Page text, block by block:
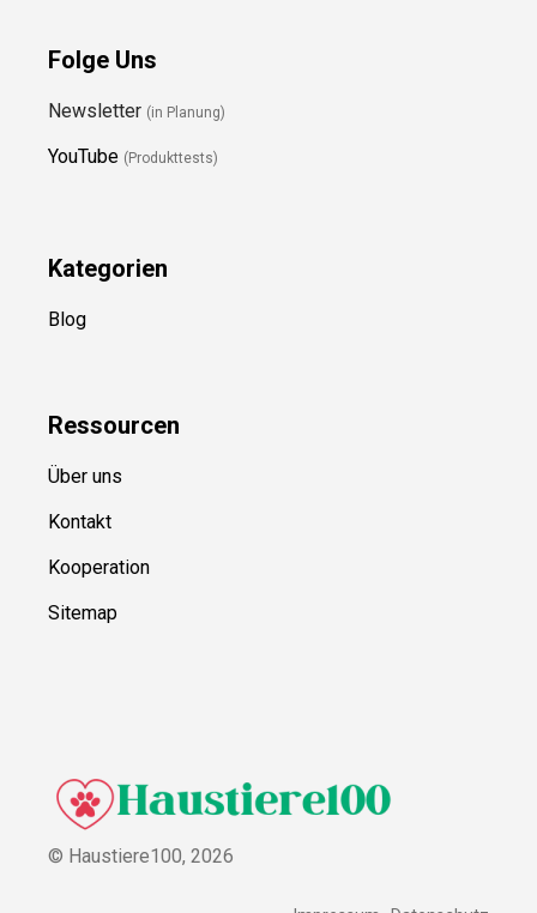
Folge Uns
Newsletter (in Planung)
YouTube (Produkttests)
Kategorien
Blog
Ressourcen
Über uns
Kontakt
Kooperation
Sitemap
© Haustiere100, 2026